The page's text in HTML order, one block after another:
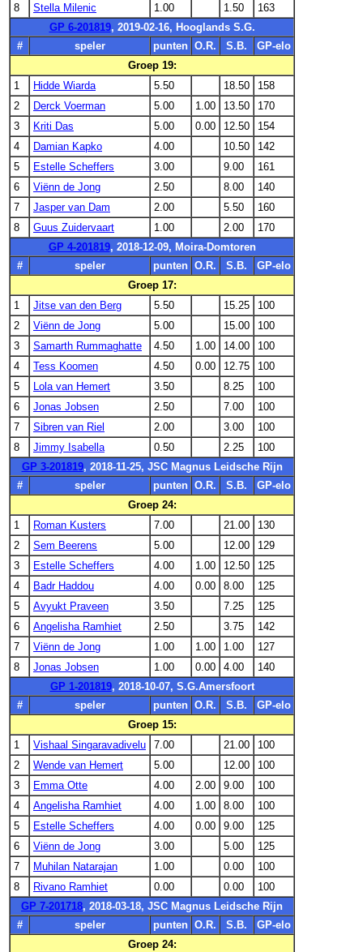
8
Stella Milenic 1.00 1.50
163
GP 6-201819, 2019-02-16, Hooglands S.G.
#
speler punten O.R. S.B.
GP-elo
Groep 19:
1
Hidde Wiarda 5.50 18.50
158
2
Derck Voerman 5.00 1.00 13.50
170
3
Kriti Das 5.00 0.00 12.50
154
4
Damian Kapko 4.00 10.50
142
5
Estelle Scheffers 3.00 9.00
161
6
Viënn de Jong 2.50 8.00
140
7
Jasper van Dam 2.00 5.50
160
8
Guus Zuidervaart 1.00 2.00
170
GP 4-201819, 2018-12-09, Moira-Domtoren
#
speler punten O.R. S.B.
GP-elo
Groep 17:
1
Jitse van den Berg 5.50 15.25
100
2
Viënn de Jong 5.00 15.00
100
3
Samarth Rummaghatte 4.50 1.00 14.00
100
4
Tess Koomen 4.50 0.00 12.75
100
5
Lola van Hemert 3.50 8.25
100
6
Jonas Jobsen 2.50 7.00
100
7
Sibren van Riel 2.00 3.00
100
8
Jimmy Isabella 0.50 2.25
100
GP 3-201819, 2018-11-25, JSC Magnus Leidsche Rijn
#
speler punten O.R. S.B.
GP-elo
Groep 24:
1
Roman Kusters 7.00 21.00
130
2
Sem Beerens 5.00 12.00
129
3
Estelle Scheffers 4.00 1.00 12.50
125
4
Badr Haddou 4.00 0.00 8.00
125
5
Avyukt Praveen 3.50 7.25
125
6
Angelisha Ramhiet 2.50 3.75
142
7
Viënn de Jong 1.00 1.00 1.00
127
8
Jonas Jobsen 1.00 0.00 4.00
140
GP 1-201819, 2018-10-07, S.G.Amersfoort
#
speler punten O.R. S.B.
GP-elo
Groep 15:
1
Vishaal Singaravadivelu 7.00 21.00
100
2
Wende van Hemert 5.00 12.00
100
3
Emma Otte 4.00 2.00 9.00
100
4
Angelisha Ramhiet 4.00 1.00 8.00
100
5
Estelle Scheffers 4.00 0.00 9.00
125
6
Viënn de Jong 3.00 5.00
125
7
Muhilan Natarajan 1.00 0.00
100
8
Rivano Ramhiet 0.00 0.00
100
GP 7-201718, 2018-03-18, JSC Magnus Leidsche Rijn
#
speler punten O.R. S.B.
GP-elo
Groep 24: